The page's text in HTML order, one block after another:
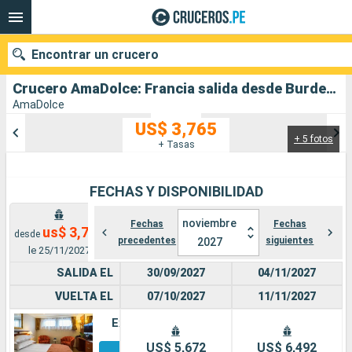
Crucero AmaDolce: Francia salida desde Burdeos
AmaDolce
+ 5 fotos
US$ 3,765
+ Tasas
FECHAS Y DISPONIBILIDAD
desde us$ 3,765
le 25/11/2027
Fechas
precedentes
noviembre
2027
Fechas
siguientes
SALIDA EL
VUELTA EL
Exterior
Otros
30/09/2027
07/10/2027
US$ 5,672
04/11/2027
11/11/2027
US$ 6,492
Encontrar un crucero
Puertos Compañías
Buscar